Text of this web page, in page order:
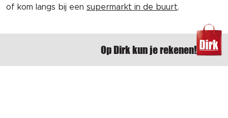
of kom langs bij een supermarkt in de buurt.
Op Dirk kun je rekenen!